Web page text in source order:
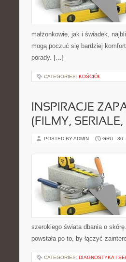
małżonkowie, jak i świadek,
mogą poczuć się bardziej
porady. […]
CATEGORIES: KOŚCIÓŁ
INSPIRACJE
(FILMY,
POSTED BY ADMIN GRU - 30
szerokiego świata dbania o
powstała po to, by łączyć
CATEGORIES: DIAGNOSTYKA I